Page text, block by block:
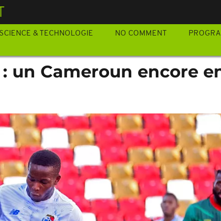
SCIENCE & TECHNOLOGIE NO COMMENT
un Cameroun encore